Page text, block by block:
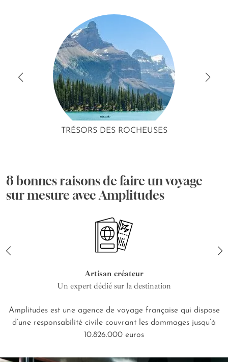
TRÉSORS DES ROCHEUSES
8 bonnes raisons de faire un voyage
sur mesure avec Amplitudes
Artisan créateur
Un expert dédié sur la destination
Amplitudes est une agence de voyage française qui dispose
d’une responsabilité civile couvrant les dommages jusqu’à
10.826.000 euros